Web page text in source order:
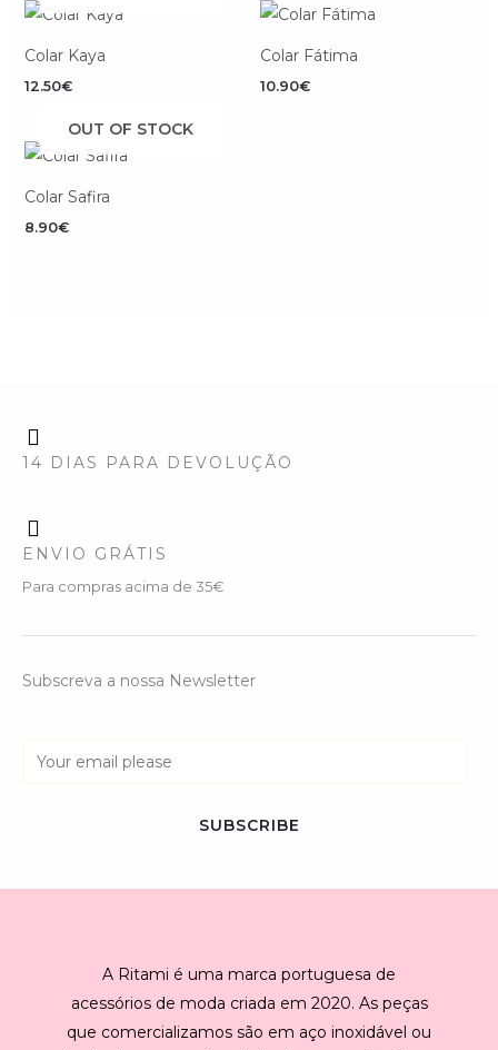
Colar Kaya
12.50€
Colar Fátima
10.90€
OUT OF STOCK
Colar Safira
8.90€
14 DIAS PARA DEVOLUÇÃO
ENVIO GRÁTIS
Para compras acima de 35€
Subscreva a nossa Newsletter
SUBSCRIBE
A Ritami é uma marca portuguesa de
acessórios de moda criada em 2020. As peças
que comercializamos são em aço inoxidável ou